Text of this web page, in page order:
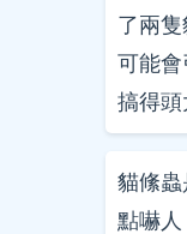
了兩
可能
搞得頭
貓絛
點嚇